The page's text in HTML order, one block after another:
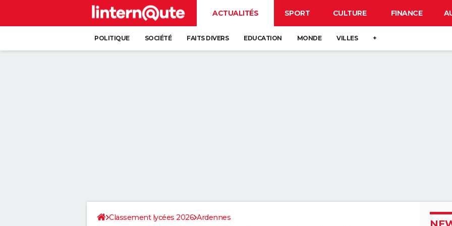
ACTUALITÉS SPORT CULTURE FINANCE
POLITIQUE SOCIÉTÉ FAITS DIVERS EDUCATION MONDE VILLES +
Classement lycées 2026 Ardennes